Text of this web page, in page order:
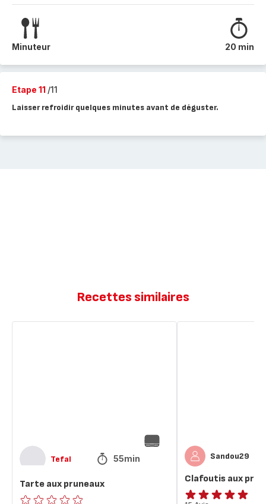
Minuteur 20 min
Etape 11 /11
Laisser refroidir quelques minutes avant de déguster.
Recettes similaires
Tefal 55min
Tarte aux pruneaux
Sandou29
Clafoutis aux